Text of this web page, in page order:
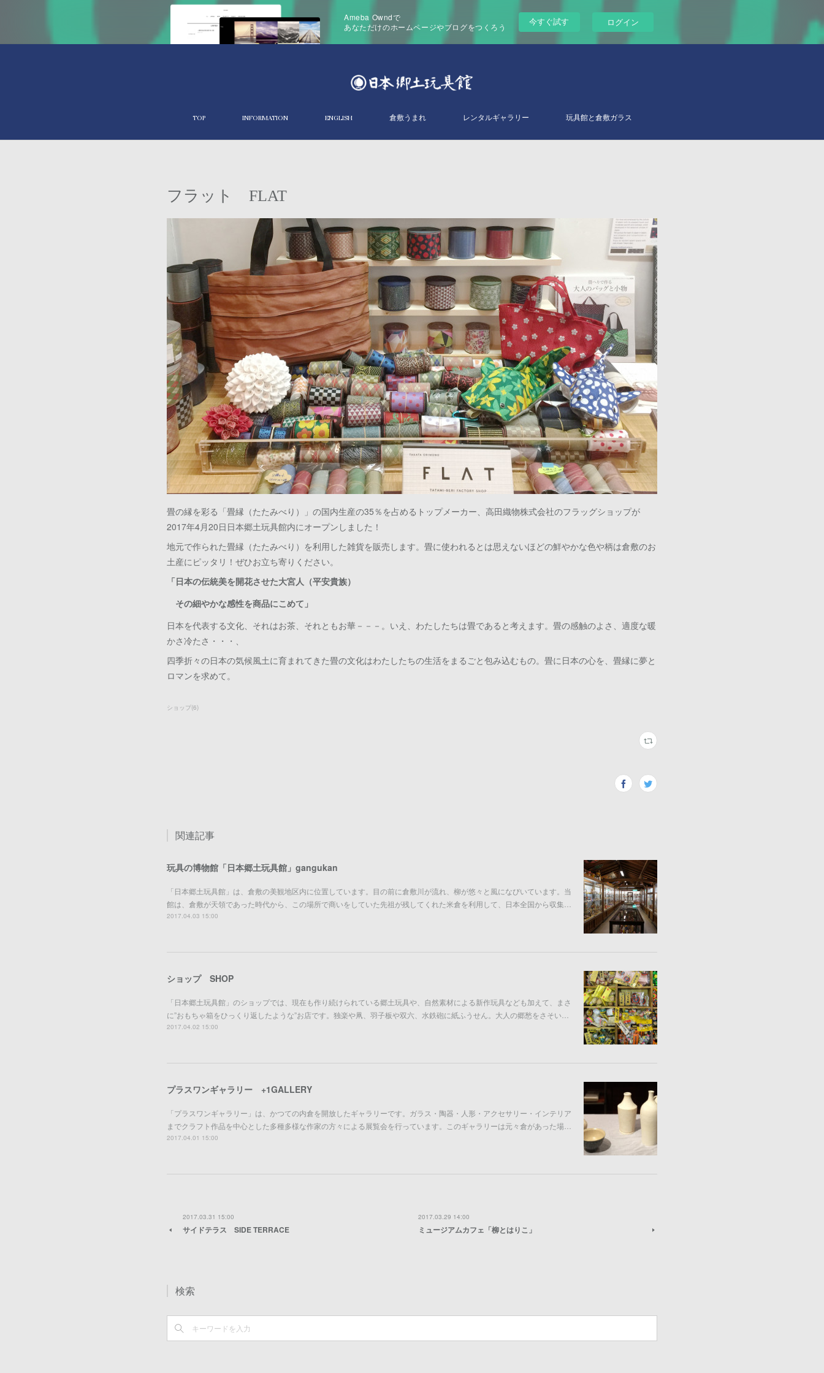
Ameba Owndで
あなただけのホームページやブログをつくろう
今すぐ試す ログイン
TOP INFORMATION ENGLISH 倉敷うまれ レンタルギャラリー 玩具館と倉敷ガラス
フラット FLAT
畳の縁を彩る「畳縁（たたみべり）」の国内生産の35％を占めるトップメーカー、高田織物株式会社のフラッグショップが
2017年4月20日日本郷土玩具館内にオープンしました！
地元で作られた畳縁（たたみべり）を利用した雑貨を販売します。畳に使われるとは思えないほどの鮮やかな色や柄は倉敷のお
土産にピッタリ！ぜひお立ち寄りください。
「日本の伝統美を開花させた大宮人（平安貴族）
その細やかな感性を商品にこめて」
日本を代表する文化、それはお茶、それともお華－－－。いえ、わたしたちは畳であると考えます。畳の感触のよさ、適度な暖
かさ冷たさ・・・、
四季折々の日本の気候風土に育まれてきた畳の文化はわたしたちの生活をまるごと包み込むもの。畳に日本の心を、畳縁に夢と
ロマンを求めて。
ショップ(6)
関連記事
玩具の博物館「日本郷土玩具館」gangukan
「日本郷土玩具館」は、倉敷の美観地区内に位置しています。目の前に倉敷川が流れ、柳が悠々と風になびいています。当
館は、倉敷が天領であった時代から、この場所で商いをしていた先祖が残してくれた米倉を利用して、日本全国から収集…
2017.04.03 15:00
ショップ SHOP
「日本郷土玩具館」のショップでは、現在も作り続けられている郷土玩具や、自然素材による新作玩具なども加えて、まさ
に”おもちゃ箱をひっくり返したような”お店です。独楽や凧、羽子板や双六、水鉄砲に紙ふうせん。大人の郷愁をさそい…
2017.04.02 15:00
プラスワンギャラリー +1GALLERY
「プラスワンギャラリー」は、かつての内倉を開放したギャラリーです。ガラス・陶器・人形・アクセサリー・インテリア
までクラフト作品を中心とした多種多様な作家の方々による展覧会を行っています。このギャラリーは元々倉があった場…
2017.04.01 15:00
2017.03.31 15:00
サイドテラス SIDE TERRACE
2017.03.29 14:00
ミュージアムカフェ「柳とはりこ」
検索